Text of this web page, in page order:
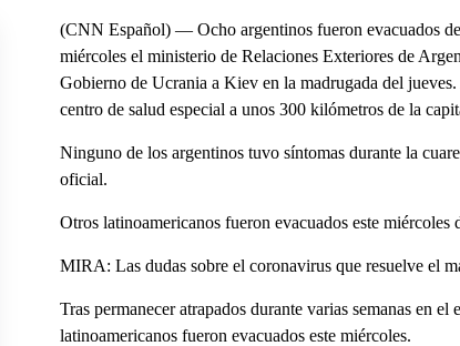
(CNN Español) — Ocho argentinos fueron evacuados
miércoles el ministerio de Relaciones Exteriores de
Gobierno de Ucrania a Kiev en la madrugada del
centro de salud especial a unos 300 kilómetros de la
Ninguno de los argentinos tuvo síntomas durante la
oficial.
Otros latinoamericanos fueron evacuados este miércoles
MIRA: Las dudas sobre el coronavirus que resuelve el
Tras permanecer atrapados durante varias semanas en
latinoamericanos fueron evacuados este miércoles.